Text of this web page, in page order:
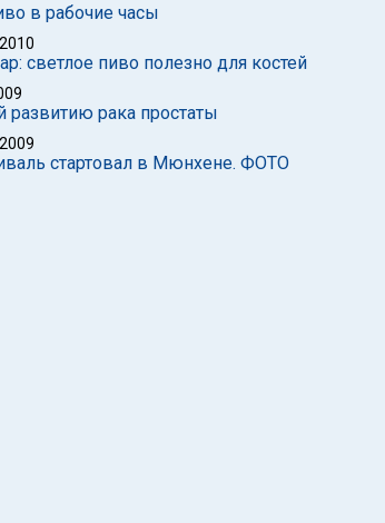
в рабочие часы
светлое пиво полезно для костей
рака простаты
стартовал в Мюнхене. ФОТО